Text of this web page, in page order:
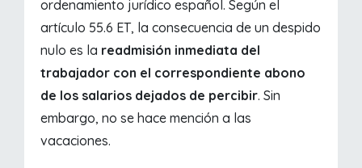
ordenamiento jurídico español. Según el
artículo 55.6 ET, la consecuencia de un despido
nulo es la readmisión inmediata del
trabajador con el correspondiente abono
de los salarios dejados de percibir. Sin
embargo, no se hace mención a las
vacaciones.